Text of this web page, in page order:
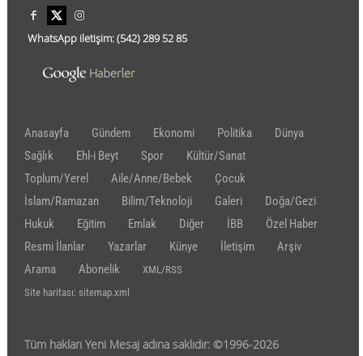
WhatsApp iletişim:(542)289 52 85
Anasayfa Gündem Ekonomi Politika
Dünya
Sağlık
Ehl-i Beyt Spor
Kültür/Sanat
Toplum/Yerel
Aile/Anne/Bebek
Çocuk
İslam/Ramazan
Bilim/Teknoloji Galeri
Doğa/Gezi
Hukuk
Eğitim Emlak Diğer İBB
Özel Haber
Resmi İlanlar
Yazarlar Künye İletişim
Arşiv
Arama
Abonelik
XML/RSS
Site haritası: sitemap.xml
Tüm hakları Yeni Mesaj adına saklıdır: ©1996-2026